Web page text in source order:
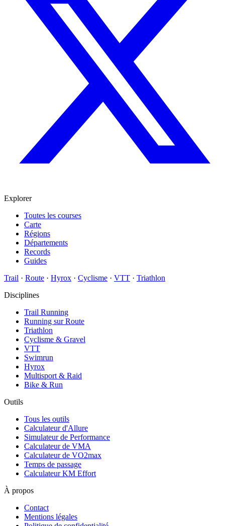
Explorer
Toutes les courses
Carte
Régions
Départements
Records
Guides
Trail · Route · Hyrox · Cyclisme · VTT · Triathlon
Disciplines
Trail Running
Running sur Route
Triathlon
Cyclisme & Gravel
VTT
Swimrun
Hyrox
Multisport & Raid
Bike & Run
Outils
Tous les outils
Calculateur d'Allure
Simulateur de Performance
Calculateur de VMA
Calculateur de VO2max
Temps de passage
Calculateur KM Effort
À propos
Contact
Mentions légales